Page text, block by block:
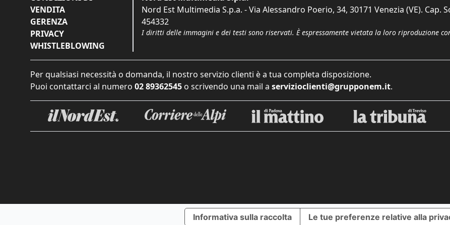
VENDITA
GERENZA
PRIVACY
WHISTLEBLOWING
Nord Est Multimedia S.p.a. - Via Alessandro Poerio, 34, 30171 Venezia (VE). Cap.
454332
I diritti delle immagini e dei testi sono riservati. È espressamente vietata la loro riproduzione
Per qualsiasi necessità o domanda, il nostro servizio clienti è a tua completa disposizione.
Puoi contattarci al numero 02 89362545 o scrivendo una mail a servizioclienti@grupponem.it.
Informativa sulla raccolta Le tue preferenze relative alla